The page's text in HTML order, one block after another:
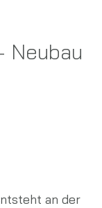
Neubau
an der